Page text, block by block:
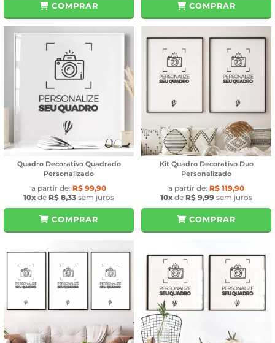
COMPRAR COMPRAR
Quadro Decorativo Quadrado
Personalizado
a partir de: R$ 99,90
10x de R$ 8,33 sem juros
COMPRAR
Kit Quadro Decorativo Duo
Personalizado
a partir de: R$ 119,90
10x de R$ 9,99 sem juros
COMPRAR